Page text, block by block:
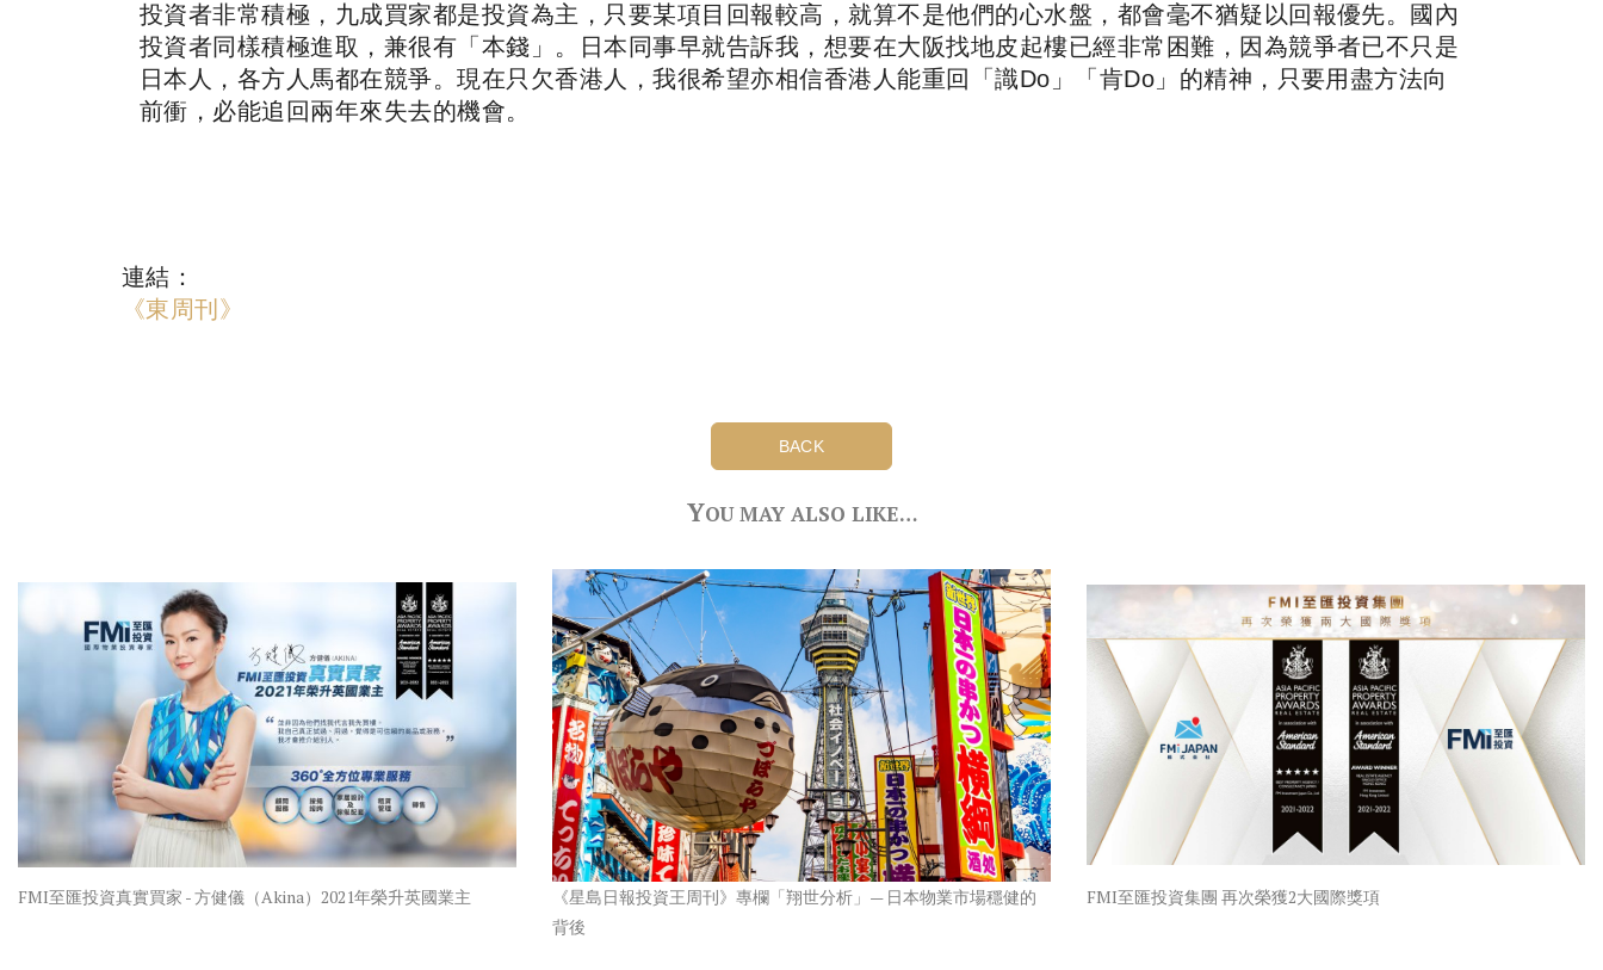
投資者非常積極，九成買家都是投資為主，只要某項目回報較高，就算不是他們的心水盤，都會毫不猶疑以回報優先。國內
投資者同樣積極進取，兼很有「本錢」。日本同事早就告訴我，想要在大阪找地皮起樓已經非常困難，因為競爭者已不只是
日本人，各方人馬都在競爭。現在只欠香港人，我很希望亦相信香港人能重回「識Do」「肯Do」的精神，只要用盡方法向
前衝，必能追回兩年來失去的機會。
連結：
《東周刊》
BACK
YOU MAY ALSO LIKE…
FMI至匯投資真實買家 - 方健儀（Akina）2021年榮升英國業主
《星島日報投資王周刊》專欄「翔世分析」— 日本物業市場穩健的
背後
FMI至匯投資集團 再次榮獲2大國際獎項